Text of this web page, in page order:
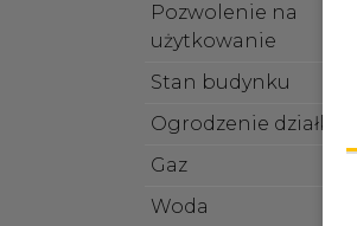
Pozwolenie na
użytkowanie
Stan budynku
Ogrodzenie działki
Gaz
Woda